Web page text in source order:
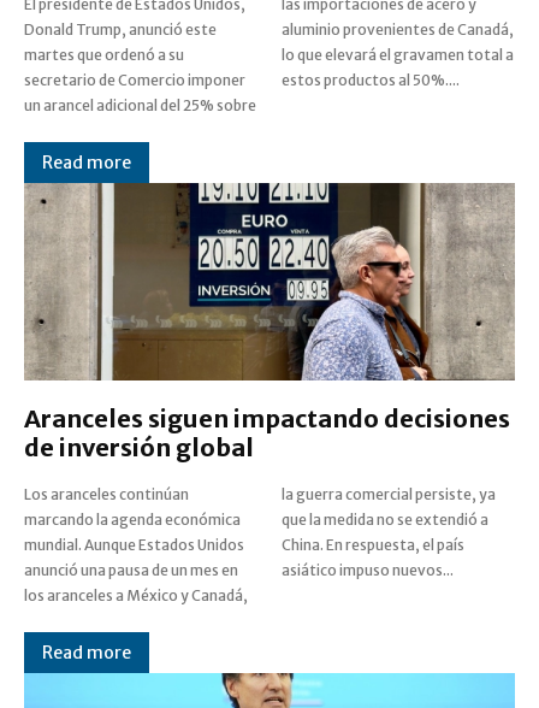
El presidente de Estados Unidos,
Donald Trump, anunció este
martes que ordenó a su
secretario de Comercio imponer
un arancel adicional del 25% sobre
las importaciones de acero y
aluminio provenientes de Canadá,
lo que elevará el gravamen total a
estos productos al 50%....
Read more
Aranceles siguen impactando decisiones
de inversión global
Los aranceles continúan
marcando la agenda económica
mundial. Aunque Estados Unidos
anunció una pausa de un mes en
los aranceles a México y Canadá,
la guerra comercial persiste, ya
que la medida no se extendió a
China. En respuesta, el país
asiático impuso nuevos...
Read more